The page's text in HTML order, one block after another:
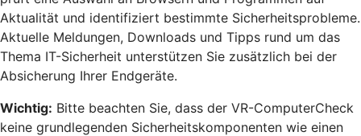
Aktualität und identifiziert bestimmte Sicherheitsprobleme.
Aktuelle Meldungen, Downloads und Tipps rund um das
Thema IT-Sicherheit unterstützen Sie zusätzlich bei der
Absicherung Ihrer Endgeräte.
Wichtig: Bitte beachten Sie, dass der VR-ComputerCheck
keine grundlegenden Sicherheitskomponenten wie einen